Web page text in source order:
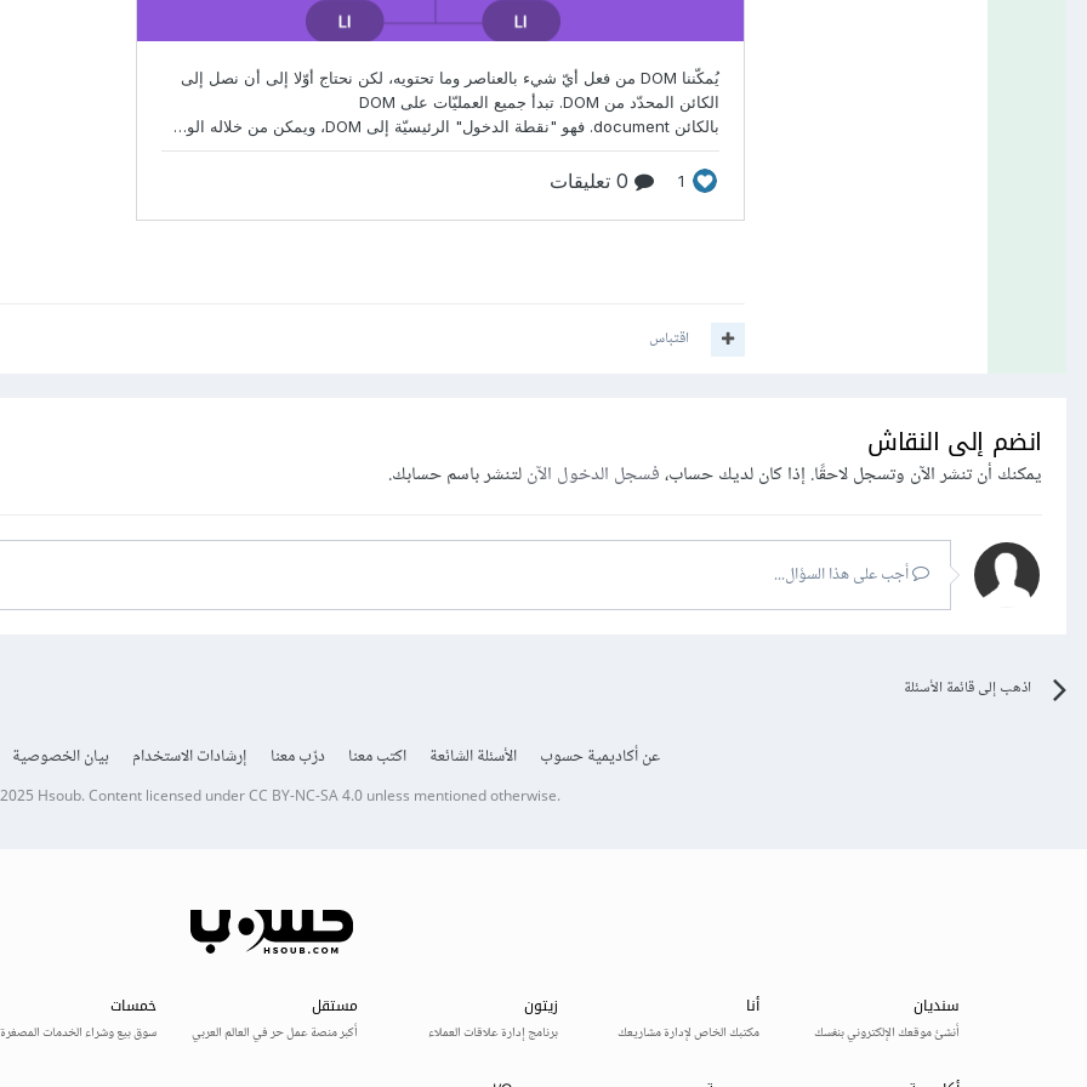
اقتباس
انضم إلى النقاش
يمكنك أن تنشر الآن وتسجل لاحقًا. إذا كان لديك حساب،فسجل الدخول الآنلتنشر باسم حسابك.
أجب على هذا السؤال...
اذهب إلى قائمة الأسئلة
عن أكاديمية حسوب الأسئلة الشائعة اكتب معنا درّب معنا إرشادات الاستخدام بيان الخصوصية
Hsoub.Content licensed underCC BY-NC-SA 4.0unless mentioned otherwise.